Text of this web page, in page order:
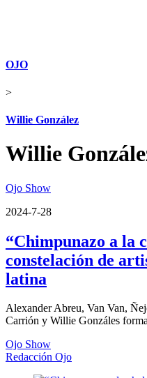
OJO
>
Willie González
Willie
Ojo Show
2024-7-28
“Chimpunazo a la
constelación de
latina
Alexander Abreu, Van Van,
Carrión y Willie Gonzáles
Ojo Show
Redacción Ojo